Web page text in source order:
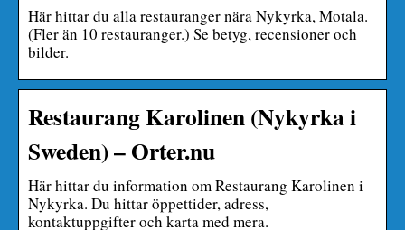
Här hittar du alla restauranger nära Nykyrka, Motala.
(Fler än 10 restauranger.) Se betyg, recensioner och
bilder.
Restaurang Karolinen (Nykyrka i
Sweden) – Orter.nu
Här hittar du information om Restaurang Karolinen i
Nykyrka. Du hittar öppettider, adress,
kontaktuppgifter och karta med mera.